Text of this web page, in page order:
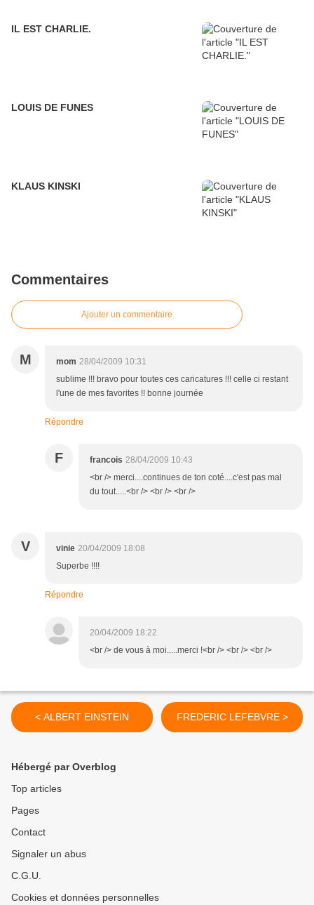
IL EST CHARLIE.
LOUIS DE FUNES
KLAUS KINSKI
Commentaires
Ajouter un commentaire
M mom 28/04/2009 10:31
sublime !!! bravo pour toutes ces caricatures !!! celle ci restant
l'une de mes favorites !! bonne journée
Répondre
F francois 28/04/2009 10:43
<br /> merci....continues de ton coté....c'est pas mal
du tout.....<br /> <br /> <br />
V vinie 20/04/2009 18:08
Superbe !!!!
Répondre
20/04/2009 18:22
<br /> de vous à moi.....merci !<br /> <br /> <br />
< ALBERT EINSTEIN FREDERIC LEFEBVRE >
Hébergé par Overblog
Top articles
Pages
Contact
Signaler un abus
C.G.U.
Cookies et données personnelles